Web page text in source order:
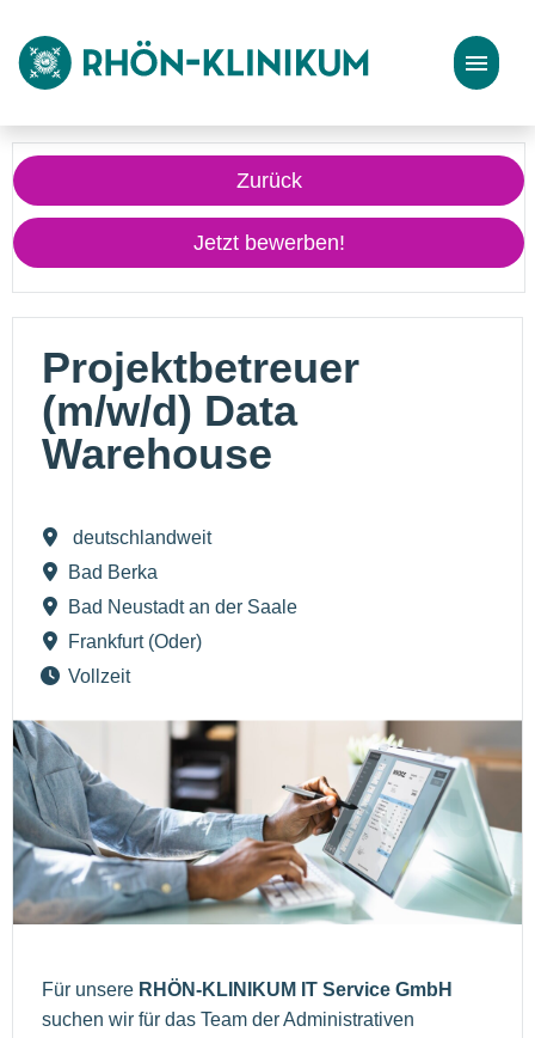
Stellenangebote
Bewerbungstipps
Zurück
Jetzt bewerben!
Projektbetreuer
(m/w/d) Data
Warehouse
deutschlandweit
Bad Berka
Bad Neustadt an der Saale
Frankfurt (Oder)
Vollzeit
Für unsere RHÖN-KLINIKUM IT Service GmbH
suchen wir für das Team der Administrativen